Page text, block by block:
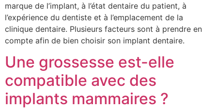
marque de l’implant, à l’état dentaire du patient, à
l’expérience du dentiste et à l’emplacement de la
clinique dentaire. Plusieurs facteurs sont à prendre en
compte afin de bien choisir son implant dentaire.
Une grossesse est-elle
compatible avec des
implants mammaires ?